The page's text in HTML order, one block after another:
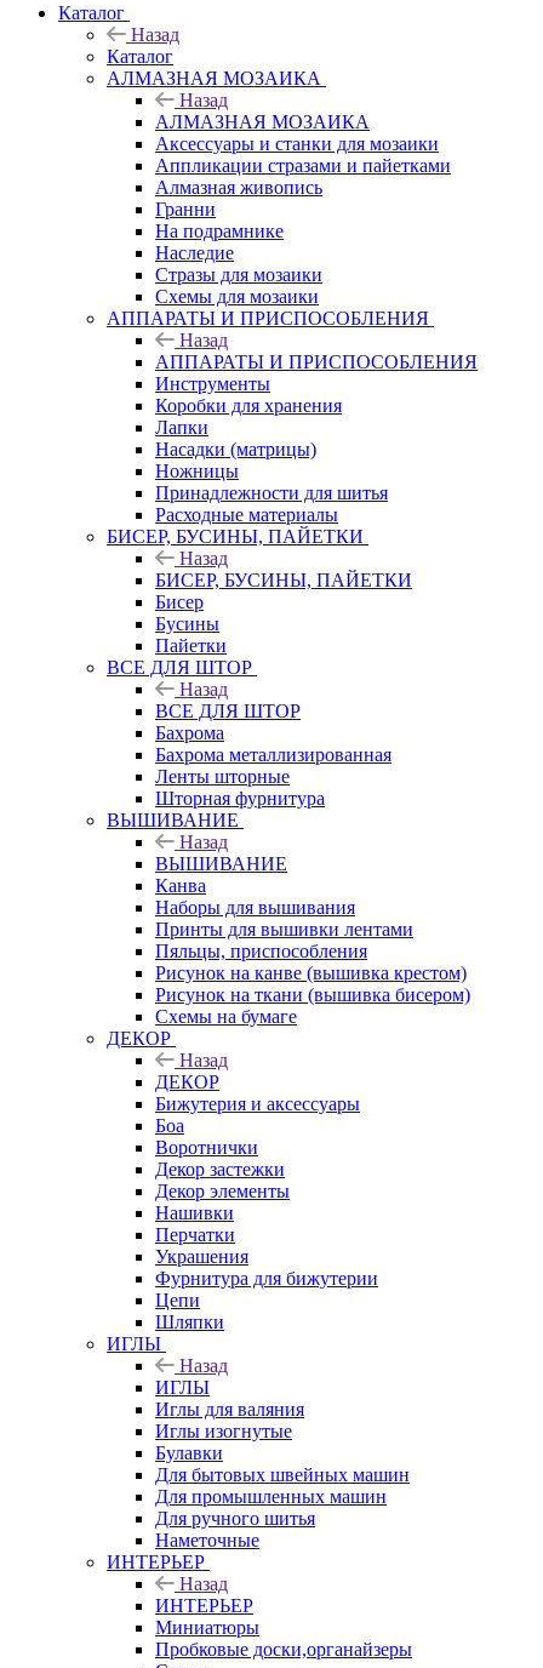
Каталог
Назад
Каталог
АЛМАЗНАЯ МОЗАИКА
Назад
АЛМАЗНАЯ МОЗАИКА
Аксессуары и станки для мозаики
Аппликации стразами и пайетками
Алмазная живопись
Гранни
На подрамнике
Наследие
Стразы для мозаики
Схемы для мозаики
АППАРАТЫ И ПРИСПОСОБЛЕНИЯ
Назад
АППАРАТЫ И ПРИСПОСОБЛЕНИЯ
Инструменты
Коробки для хранения
Лапки
Насадки (матрицы)
Ножницы
Принадлежности для шитья
Расходные материалы
БИСЕР, БУСИНЫ, ПАЙЕТКИ
Назад
БИСЕР, БУСИНЫ, ПАЙЕТКИ
Бисер
Бусины
Пайетки
ВСЕ ДЛЯ ШТОР
Назад
ВСЕ ДЛЯ ШТОР
Бахрома
Бахрома металлизированная
Ленты шторные
Шторная фурнитура
ВЫШИВАНИЕ
Назад
ВЫШИВАНИЕ
Канва
Наборы для вышивания
Принты для вышивки лентами
Пяльцы, приспособления
Рисунок на канве (вышивка крестом)
Рисунок на ткани (вышивка бисером)
Схемы на бумаге
ДЕКОР
Назад
ДЕКОР
Бижутерия и аксессуары
Боа
Воротнички
Декор застежки
Декор элементы
Нашивки
Перчатки
Украшения
Фурнитура для бижутерии
Цепи
Шляпки
ИГЛЫ
Назад
ИГЛЫ
Иглы для валяния
Иглы изогнутые
Булавки
Для бытовых швейных машин
Для промышленных машин
Для ручного шитья
Наметочные
ИНТЕРЬЕР
Назад
ИНТЕРЬЕР
Миниатюры
Пробковые доски,органайзеры